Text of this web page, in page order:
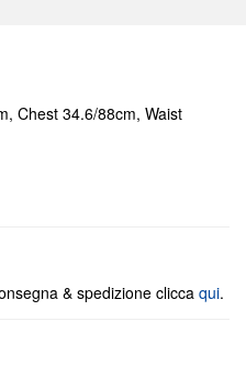
Chest 34.6/88cm, Waist
& spedizione clicca qui.